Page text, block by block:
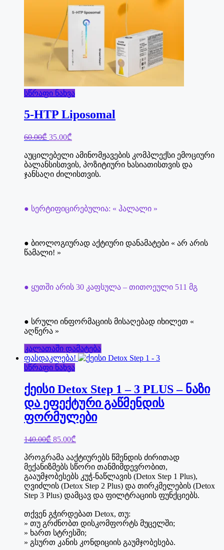
სწრაფი ნახვა
5-HTP Liposomal
60.00₾ Original
was:
60.00₾.
35.00₾
is:
35.00₾.
აუცილებელი ამინომჟავების კომპლექსი ემოციური
ბალანსისთვის, პოზიტიური ხასიათისთვის და
ჯანსაღი ძილისთვის.
● სერტიფიცირებულია: « ჰალალი »
● ბიოლოგიურად აქტიური დანამატები « არ არის
წამალი! »
● ყუთში არის 30 კაფსულა – თითოეული 511 მგ
● სრული ინფორმაციის მისაღებად იხილეთ «
აღწერა »
კალათაში დამატება
ფასდაკლება!
სწრაფი ნახვა
ქეისი Detox Step 1 – 3 PLUS – ნაზი
და ეფექტური გაწმენდის
ფორმულები
140.00₾ Original
was:
140.00₾.
85.00₾
is:
85.00₾.
პროგრამა ააქტიურებს წმენდის ძირითად
მექანიზმებს სწორი თანმიმდევრობით,
გააუმჯობესებს კუჭ-ნაწლავის (Detox Step 1 Plus),
ღვიძლის (Detox Step 2 Plus) და თირკმელების (Detox
Step 3 Plus) დამცავ და ფილტრაციის ფუნქციებს.
თქვენ გჭირდებათ Detox, თუ:
» თუ გრძნობთ დისკომფორტს მუცელში;
» ხართ სტრესში;
» გსურთ კანის კონდიციის გაუმჯობესება.